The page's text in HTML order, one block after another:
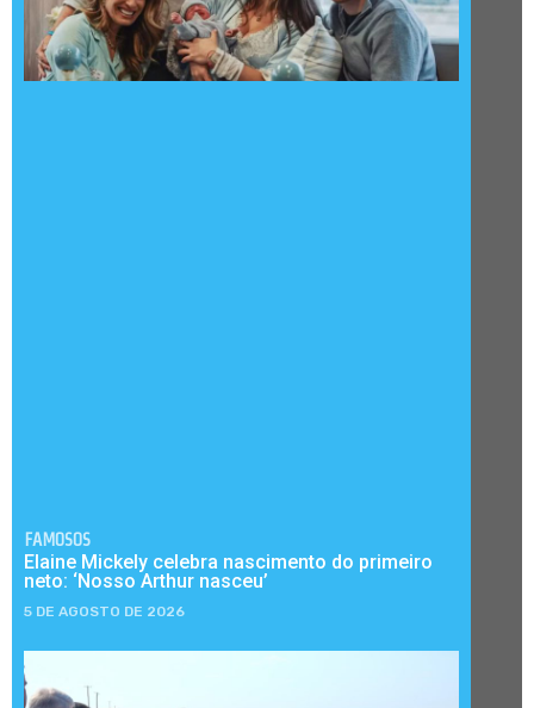
FAMOSOS
Elaine Mickely celebra nascimento do primeiro
neto: ‘Nosso Arthur nasceu’
5 DE AGOSTO DE 2026